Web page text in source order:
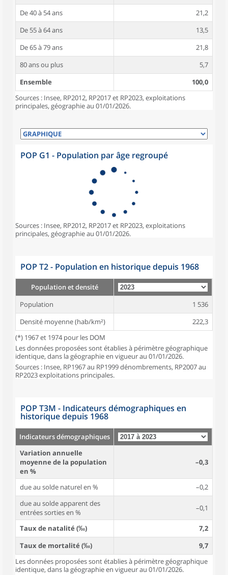
De 40 à 54 ans
21,2
De 55 à 64 ans
13,5
De 65 à 79 ans
21,8
80 ans ou plus
5,7
Ensemble
100,0
Sources : Insee, RP2012, RP2017 et RP2023, exploitations
principales, géographie au 01/01/2026.
POP G1 - Population par âge regroupé
Sources : Insee, RP2012, RP2017 et RP2023, exploitations
principales, géographie au 01/01/2026.
POP T2 - Population en historique depuis 1968
Population et densité
Population
1 536
Densité moyenne (hab/km²)
222,3
(*) 1967 et 1974 pour les DOM
Les données proposées sont établies à périmètre géographique
identique, dans la géographie en vigueur au 01/01/2026.
Sources : Insee, RP1967 au RP1999 dénombrements, RP2007 au
RP2023 exploitations principales.
POP T3M - Indicateurs démographiques en
historique depuis 1968
Indicateurs démographiques
Variation annuelle
moyenne de la population
en %
–0,3
due au solde naturel en %
–0,2
due au solde apparent des
entrées sorties en %
–0,1
Taux de natalité (‰)
7,2
Taux de mortalité (‰)
9,7
Les données proposées sont établies à périmètre géographique
identique, dans la géographie en vigueur au 01/01/2026.